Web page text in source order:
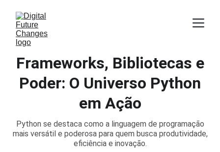
Frameworks, Bibliotecas e
Poder: O Universo Python
em Ação
Python se destaca como a linguagem de programação
mais versátil e poderosa para quem busca produtividade,
eficiência e inovação.